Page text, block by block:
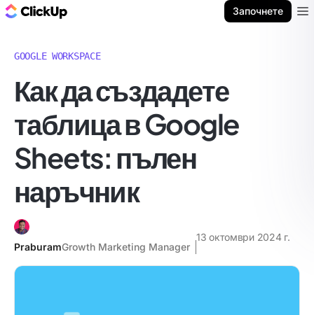
Започнете
GOOGLE WORKSPACE
Как да създадете
таблица в Google
Sheets: пълен
наръчник
PraburamGrowth Marketing Manager
13 октомври 2024 г.